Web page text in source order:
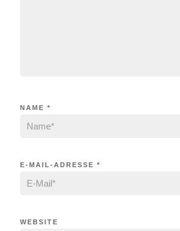
NAME *
E-MAIL-ADRESSE *
WEBSITE